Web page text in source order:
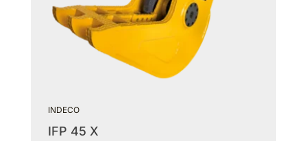
INDECO
IFP 45 X